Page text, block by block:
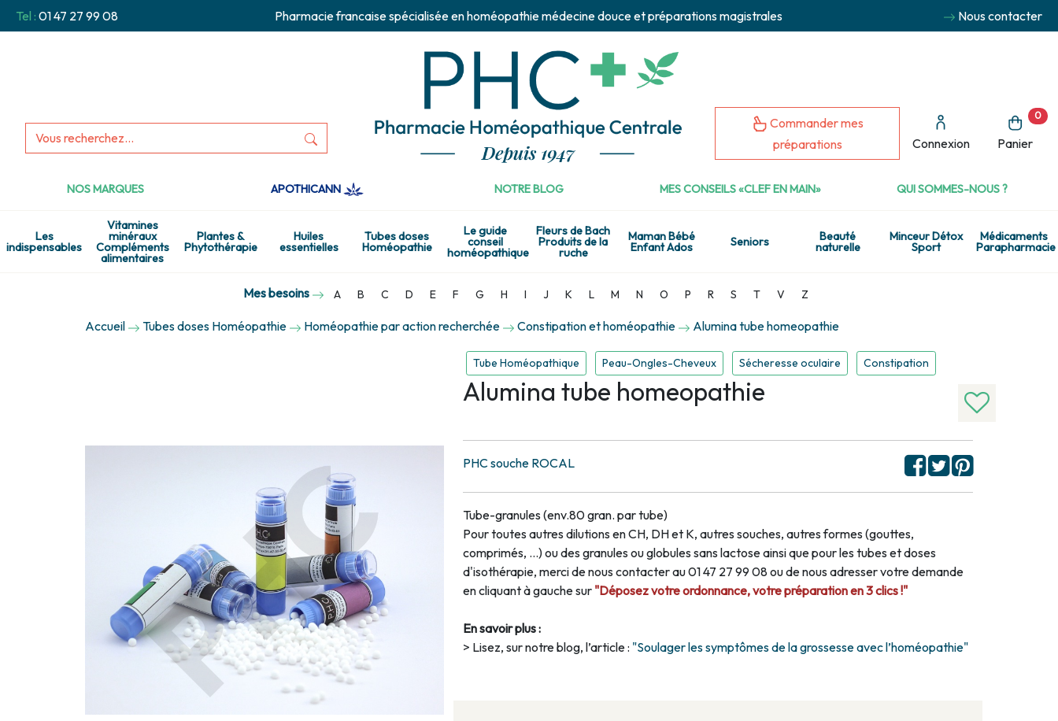
Tel : 01 47 27 99 08 Pharmacie francaise spécialisée en homéopathie médecine douce et préparations magistrales Nous contacter
Commander mes
préparations
Connexion Panier
0
NOS MARQUES APOTHICANN NOTRE BLOG MES CONSEILS «CLEF EN MAIN» QUI SOMMES-NOUS ?
Les
indispensables
Vitamines
minéraux
Compléments
alimentaires
Plantes &
Phytothérapie
Huiles
essentielles
Tubes doses
Homéopathie
Le guide
conseil
homéopathique
Fleurs de Bach
Produits de la
ruche
Maman Bébé
Enfant Ados Seniors Beauté
naturelle
Minceur Détox
Sport
Médicaments
Parapharmacie
Mes besoins A B C D E F G H I J K L M N O P R S T V Z
Accueil Tubes doses Homéopathie Homéopathie par action recherchée Constipation et homéopathie Alumina tube homeopathie
Tube Homéopathique Peau-Ongles-Cheveux Sécheresse oculaire Constipation
Alumina tube homeopathie
PHC souche ROCAL
Tube-granules (env.80 gran. par tube)
Pour toutes autres dilutions en CH, DH et K, autres souches, autres formes (gouttes,
comprimés, …) ou des granules ou globules sans lactose ainsi que pour les tubes et doses
d'isothérapie, merci de nous contacter au 01 47 27 99 08 ou de nous adresser votre demande
en cliquant à gauche sur "Déposez votre ordonnance, votre préparation en 3 clics !"
En savoir plus :
> Lisez, sur notre blog, l’article : "Soulager les symptômes de la grossesse avec l’homéopathie"